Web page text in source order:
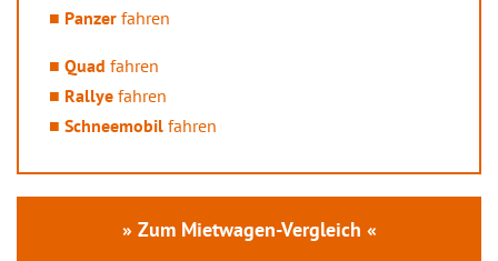
Panzer fahren
Quad fahren
Rallye fahren
Schneemobil fahren
» Zum Mietwagen-Vergleich «